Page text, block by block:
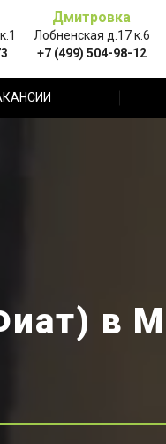
Дмитровка
Лобненская д.17 к.6
+7 (499) 504-98-12
в